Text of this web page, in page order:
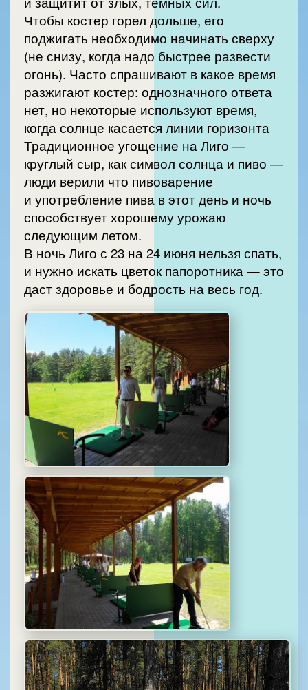
Чтобы костер горел дольше, его
поджигать необходимо начинать сверху
(не снизу, когда надо быстрее развести
огонь). Часто спрашивают в какое время
разжигают костер: однозначного ответа
нет, но некоторые используют время,
когда солнце касается линии горизонта
Традиционное угощение на Лиго —
круглый сыр, как символ солнца и пиво —
люди верили что пивоварение
и употребление пива в этот день и ночь
способствует хорошему урожаю
следующим летом.
В ночь Лиго с 23 на 24 июня нельзя спать,
и нужно искать цветок папоротника — это
даст здоровье и бодрость на весь год.